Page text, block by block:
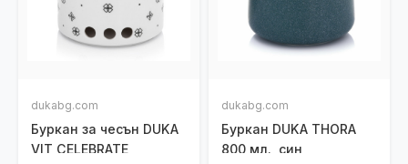
dukabg.com
Буркан за чесън DUKA
VIT CELEBRATE
dukabg.com
Буркан DUKA THORA
800 мл., син